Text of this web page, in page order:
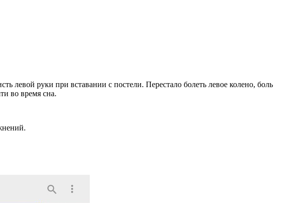
левой руки при вставании с постели. Перестало болеть левое колено, боль
во время сна.